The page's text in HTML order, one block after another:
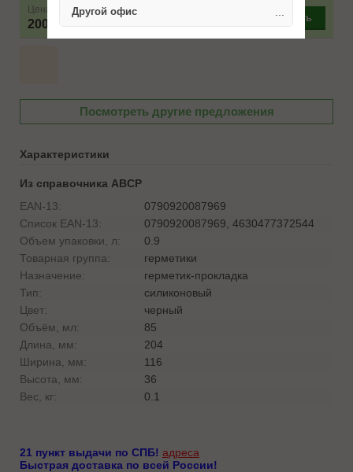
Цена
200 ₽ Купить
Посмотреть другие предложения
Характеристики
Из справочника ABCP
EAN-13:
0790920087969
Список EAN-13:
0790920087969, 4630477372544
Объем упаковки, л:
0.9
Товарная группа:
герметики
Назначение:
герметик-прокладка
Тип:
силиконовый
Цвет:
черный
Объём, мл:
85
Длина, мм:
204
Ширина, мм:
116
Высота, мм:
36
Вес, кг:
0.1
21 пункт выдачи по СПБ! адреса
Быстрая доставка по всей России!
Другой офис